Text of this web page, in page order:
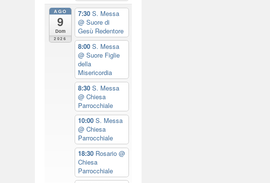
AGO
9
Dom
2026
7:30 S. Messa
@ Suore di
Gesù Redentore
8:00 S. Messa
@ Suore Figlie
della
Misericordia
8:30 S. Messa
@ Chiesa
Parrocchiale
10:00 S. Messa
@ Chiesa
Parrocchiale
18:30 Rosario @
Chiesa
Parrocchiale